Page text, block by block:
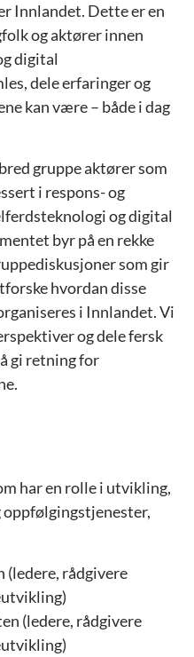
Innlandet. Dette er en
og aktører innen
digital
dele erfaringer og
kan være – både i dag
gruppe aktører som
i respons- og
og digital
byr på en rekke
som gir
hvordan disse
i Innlandet. Vi
og dele fersk
gi retning for
har en rolle i utvikling,
oppfølgingstjenester,
rådgivere
(ledere, rådgivere